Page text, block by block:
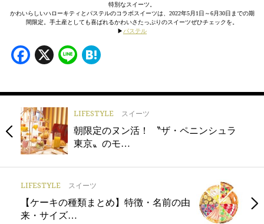
特別なスイーツ。
かわいらしいハローキティとパステルのコラボスイーツは、2022年5月1日～6月30日までの期
間限定。手土産としても喜ばれるかわいさたっぷりのスイーツぜひチェックを。
▶ パステル
Facebook
X Line
LIFESTYLE スイーツ
朝限定のヌン活！ 〝ザ・ペニンシュラ
東京〟のモ…
LIFESTYLE スイーツ
【ケーキの種類まとめ】特徴・名前の由
来・サイズ…